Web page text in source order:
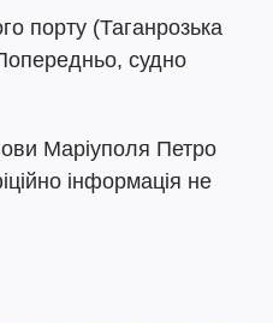
порту (Таганрозька
судно
Маріуполя Петро
інформація не